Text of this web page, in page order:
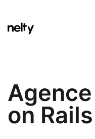
Agence
on Rails